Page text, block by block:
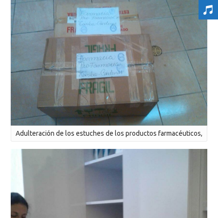
Adulteración de los estuches de los productos farmacéuticos,